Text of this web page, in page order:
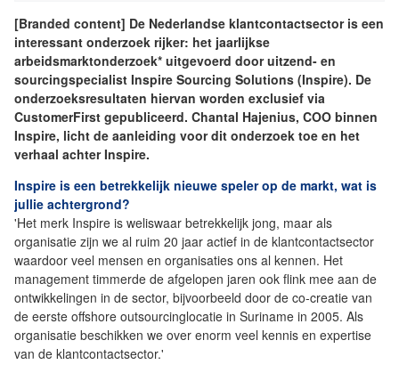
[Branded content] De Nederlandse klantcontactsector is een
interessant onderzoek rijker: het jaarlijkse
arbeidsmarktonderzoek* uitgevoerd door uitzend- en
sourcingspecialist Inspire Sourcing Solutions (Inspire). De
onderzoeksresultaten hiervan worden exclusief via
CustomerFirst gepubliceerd. Chantal Hajenius, COO binnen
Inspire, licht de aanleiding voor dit onderzoek toe en het
verhaal achter Inspire.
Inspire is een betrekkelijk nieuwe speler op de markt, wat is
jullie achtergrond?
'Het merk Inspire is weliswaar betrekkelijk jong, maar als
organisatie zijn we al ruim 20 jaar actief in de klantcontactsector
waardoor veel mensen en organisaties ons al kennen. Het
management timmerde de afgelopen jaren ook flink mee aan de
ontwikkelingen in de sector, bijvoorbeeld door de co-creatie van
de eerste offshore outsourcinglocatie in Suriname in 2005. Als
organisatie beschikken we over enorm veel kennis en expertise
van de klantcontactsector.'